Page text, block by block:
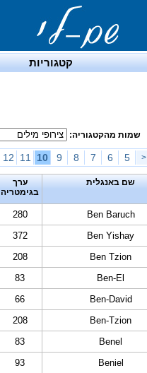
קטגוריות
שמות מהקטגוריה:
<
5
6
7
8
9
10
11
12
שם באנגלית
ערך
בגימטריה
Ben Baruch
280
Ben Yishay
372
Ben Tzion
208
Ben-El
83
Ben-David
66
Ben-Tzion
208
Benel
83
Beniel
93